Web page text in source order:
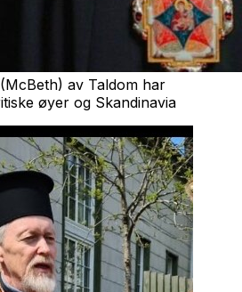
av Taldom har
øyer og Skandinavia